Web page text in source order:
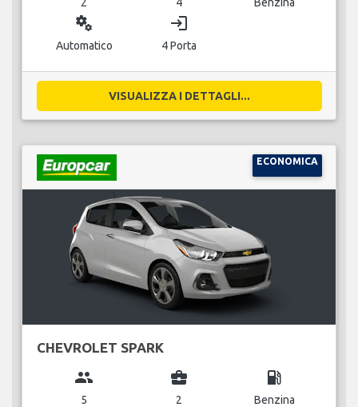
miscellaneous_services
Automatico
login
4 Porta
VISUALIZZA I DETTAGLI...
ECONOMICA
CHEVROLET SPARK
group
5
business_center
2
local_gas_station
Benzina